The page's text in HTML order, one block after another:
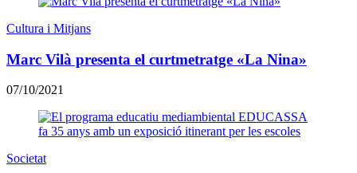
Cultura i Mitjans
Marc Vilà presenta el curtmetratge «La Nina»
07/10/2021
Societat